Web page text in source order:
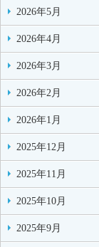
2026年5月
2026年4月
2026年3月
2026年2月
2026年1月
2025年12月
2025年11月
2025年10月
2025年9月